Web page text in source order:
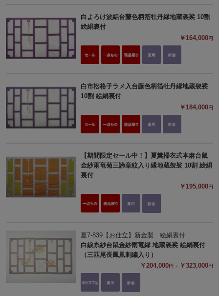
白よろけ波絽台藤色柄箔牡丹縁地蔵袈裟 10割
絵絹裏付
￥164,000円
白市松格子ラメ入台藤色柄箔牡丹縁地蔵袈裟
10割 絵絹裏付
￥184,000円
【期間限定セール中！】夏糞掃衣式本麻台鼠
金紗雨竜菊三諦章紋入り縁地蔵袈裟 10割 絵絹
裏付
￥195,000円
夏7-839【お仕立】新金製 絵絹裏付
白綟糸紗台鼠金紗雨竜縁 地蔵袈裟 絵絹裏付
（三匹尾長鳳凰刺繍入り）
￥204,000円 - ￥323,000円